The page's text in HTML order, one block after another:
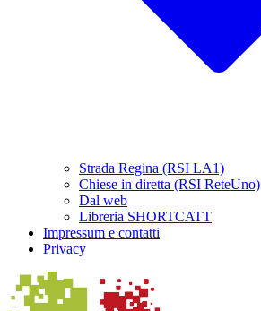
Strada Regina (RSI LA1)
Chiese in diretta (RSI ReteUno)
Dal web
Libreria SHORTCATT
Impressum e contatti
Privacy